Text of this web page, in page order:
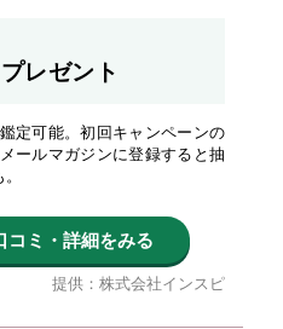
レゼント
定可能。初回キャンペーンの
ールマガジンに登録すると抽
コミ・詳細をみる
提供：株式会社インスピ